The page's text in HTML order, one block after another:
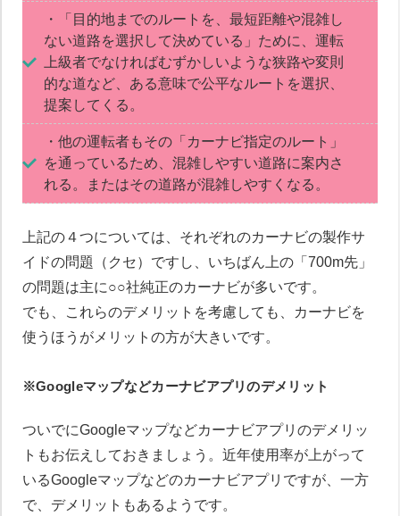
・「目的地までのルートを、最短距離や混雑し
ない道路を選択して決めている」ために、運転
上級者でなければむずかしいような狭路や変則
的な道など、ある意味で公平なルートを選択、
提案してくる。
・他の運転者もその「カーナビ指定のルート」
を通っているため、混雑しやすい道路に案内さ
れる。またはその道路が混雑しやすくなる。
上記の４つについては、それぞれのカーナビの製作サ
イドの問題（クセ）ですし、いちばん上の「700m先」
の問題は主に○○社純正のカーナビが多いです。
でも、これらのデメリットを考慮しても、カーナビを
使うほうがメリットの方が大きいです。
※Googleマップなどカーナビアプリのデメリット
ついでにGoogleマップなどカーナビアプリのデメリッ
トもお伝えしておきましょう。近年使用率が上がって
いるGoogleマップなどのカーナビアプリですが、一方
で、デメリットもあるようです。